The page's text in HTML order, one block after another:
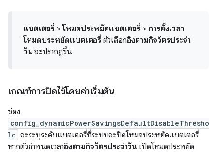
แบตเตอรี่ >โหมดประหยัดแบตเตอรี่ > การตั้งเวลา
โหมดประหยัดแบตเตอรี่ ตัวเลือกอิงตามกิจวัตรประจำ
วัน จะปรากฏขึ้น
เกณฑ์การปิดใช้โดยค่าเริ่มต้น
ช่อง
config_dynamicPowerSavingsDefaultDisableThresho
ld จะระบุระดับแบตเตอรี่ที่ระบบจะปิดโหมดประหยัดแบตเตอรี่
หากตัวกำหนดเวลาอิงตามกิจวัตรประจำวัน เปิดโหมดประหยัด